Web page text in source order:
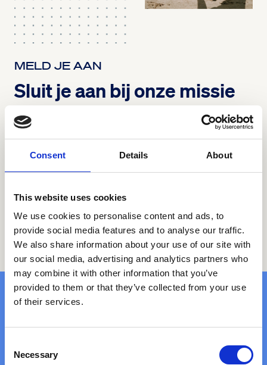
Consent Details About
This website uses cookies
We use cookies to personalise content and ads, to
provide social media features and to analyse our traffic.
We also share information about your use of our site with
our social media, advertising and analytics partners who
may combine it with other information that you’ve
provided to them or that they’ve collected from your use
of their services.
Selection
Necessary
MELD JE AAN
Sluit je aan bij onze missie
Ik meld me aan
als health partner van Smart Health en
profiteer van:
inspirerend netwerk van gelijkgestemden
bijdrage aan preventie